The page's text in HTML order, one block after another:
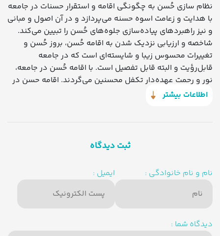
نظام سازی حُسن به چگونگی اقامه و استقرار حسنات در جامعه
با هدایت و زعامت اسوه حسنه می‌پردازد و در آن اصول و مبانی
و نیز راهبردهای پیاده‌سازی جلوه‌های حُسن را تبیین می‌کند.
شاخصه و ارزیابی نزدیک شدن به اقامه حُسن، بروز حُسن و
تغییرات محسوس زیبا و شایسته‌ای است که در جامعه
قابل‌رؤیت و البته قابل تفصیل است. با اقامه حُسن در جامعه،
نور و رحمت عهده‌دار تکفل محسنین می‌گردند. اقامه حسن در
افراد تأثیرپذیر، منجر به ایجاد جلوه‌های زیبا می‌گردند و جامعه
رویارویی جدال احسن بر آن‌ها اتمام‌حجت می شود
اطلاعات بیشتر
ثبت دیدگاه
نام و نام خانوادگی : ایمیل :
دیدگاه شما :